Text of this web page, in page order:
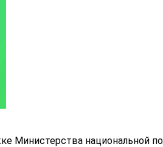
Министерства национальной